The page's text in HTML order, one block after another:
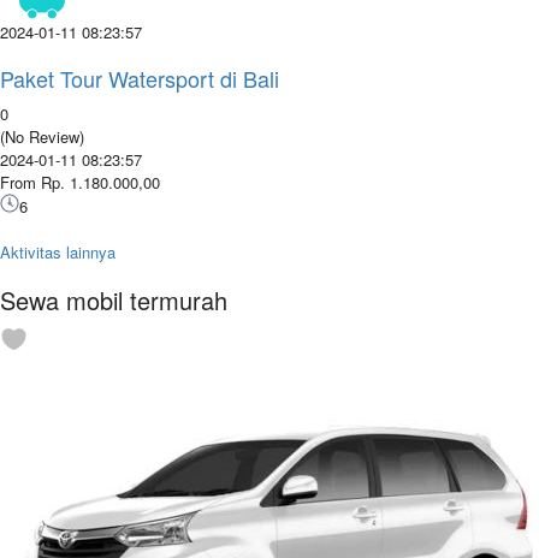
2024-01-11 08:23:57
Paket Tour Watersport di Bali
0
(No Review)
2024-01-11 08:23:57
From Rp. 1.180.000,00
6
Aktivitas lainnya
Sewa mobil termurah